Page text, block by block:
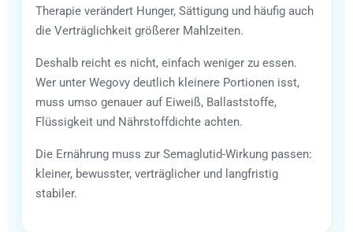
Therapie verändert Hunger, Sättigung und häufig auch
die Verträglichkeit größerer Mahlzeiten.
Deshalb reicht es nicht, einfach weniger zu essen.
Wer unter Wegovy deutlich kleinere Portionen isst,
muss umso genauer auf Eiweiß, Ballaststoffe,
Flüssigkeit und Nährstoffdichte achten.
Die Ernährung muss zur Semaglutid-Wirkung passen:
kleiner, bewusster, verträglicher und langfristig
stabiler.